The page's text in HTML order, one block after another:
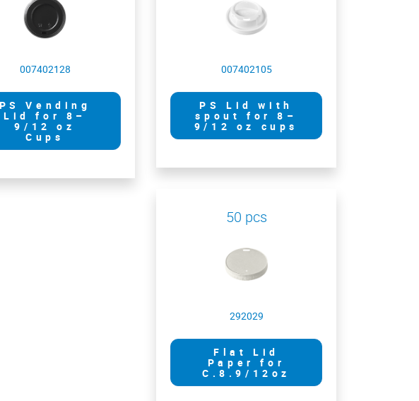
007402128
PS Vending
Lid for 8–
9/12 oz
Cups
007402105
PS Lid with
spout for 8–
9/12 oz cups
50 pcs
292029
Flat Lid
Paper for
C.8.9/12oz